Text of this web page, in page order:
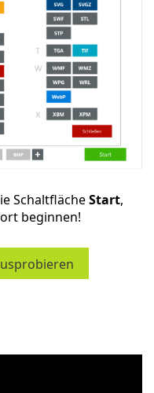
SchaltflächeStart,
beginnen!